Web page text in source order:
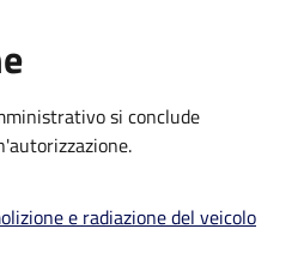
si conclude
e radiazione del veicolo